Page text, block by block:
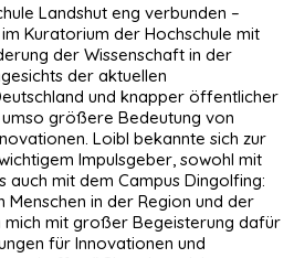
Landshut eng verbunden –
Kuratorium der Hochschule mit
der Wissenschaft in der
der aktuellen
und knapper öffentlicher
größere Bedeutung von
Loibl bekannte sich zur
Impulsgeber, sowohl mit
auch mit dem Campus Dingolfing:
Menschen in der Region und der
mich mit großer Begeisterung dafür
für Innovationen und